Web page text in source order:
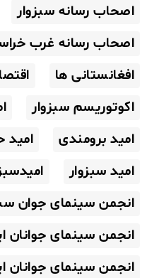
اصحاب رسانه سبزوار
اصحاب رسانه غرب
افغانستانی ها
اکوتوریسم سبزوار
امید برومندی
امید
امید سبزوار
انجمن سینمای جوان
انجمن سینمای جوانان
انجمن سینمای جوانان